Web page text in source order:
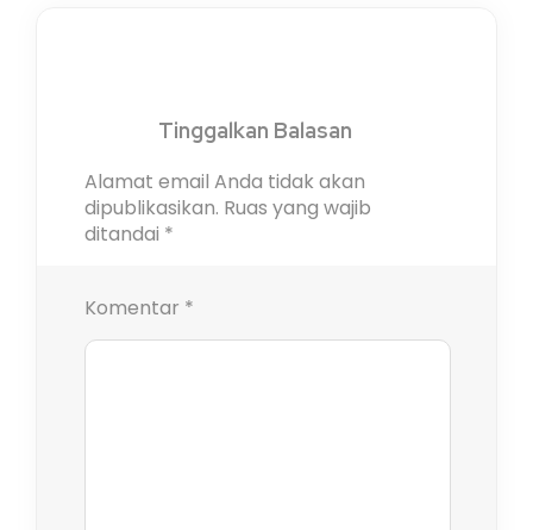
Tinggalkan Balasan
Alamat email Anda tidak akan
dipublikasikan. Ruas yang wajib
ditandai *
Komentar *